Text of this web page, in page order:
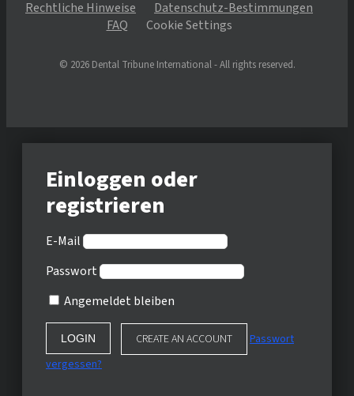
Rechtliche Hinweise
Datenschutz-Bestimmungen
FAQ
Cookie Settings
© 2026 Dental Tribune International - All rights reserved.
Einloggen oder
registrieren
E-Mail
Passwort
Angemeldet bleiben
CREATE AN ACCOUNT
Passwort
vergessen?